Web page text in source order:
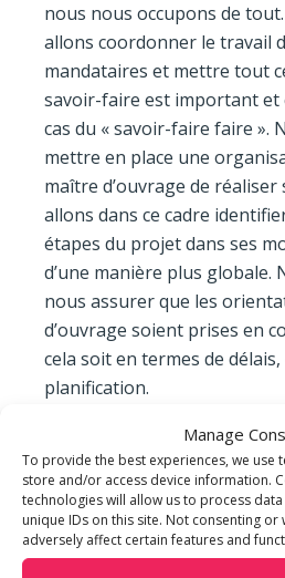
Manage
To provide the best experiences, we use
store and/or access device information.
technologies will allow us to process
unique IDs on this site. Not consenting
adversely affect certain features and
nous nous occupons de tout.
allons coordonner le travail
mandataires et mettre tout
savoir-faire est important et
cas du « savoir-faire faire ».
mettre en place une
maître d’ouvrage de
allons dans ce cadre
étapes du projet dans ses
d’une manière plus globale.
nous assurer que les
d’ouvrage soient prises en
cela soit en termes de
planification.
Quels sont les enjeux de
Nous sommes tous au
Aujourd’hui, notre quotidien
de proposer des solutions
Pour cela, nous nous